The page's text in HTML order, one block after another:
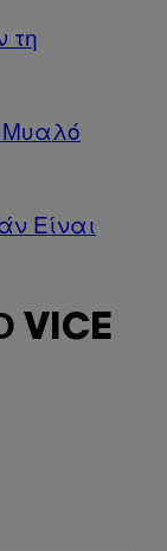
τη
Μυαλό
Είναι
VICE